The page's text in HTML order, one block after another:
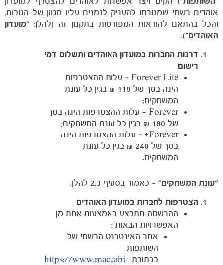
אוהדים רשמי שמטרתו להעניק לנמנים עליו מגוון של הטבות,
והכל בהתאם להוראות המפורטות בתקנון זה (להלן: "מועדון
האוהדים").
דרגות החברות במועדון האוהדים ותשלום דמי
רישום
Forever Lite –
עלות ההצטרפות
הינה בסך של 119 ₪ בגין כל עונת
המשחקים;
Forever – עלות ההצטרפות הינה בסך
של 180 ₪ בגין כל עונת המשחקים;
Forever+
– עלות ההצטרפות הינה
בסך של 240 ₪ בגין כל עונת
המשחקים.
"עונת המשחקים" – כאמור בסעיף 2.3 להלן.
הצטרפות לחברות במועדון האוהדים
ההרשמה תתבצע באמצעות אחת מן
האפשרויות הבאות :
אתר האינטרנט הרשמי של
השותפות
בכתובת https://www.maccabi-